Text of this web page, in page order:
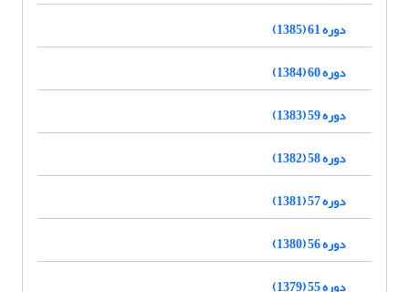
دوره 61 (1385)
دوره 60 (1384)
دوره 59 (1383)
دوره 58 (1382)
دوره 57 (1381)
دوره 56 (1380)
دوره 55 (1379)